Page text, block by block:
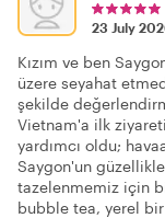
23 July
Kızım ve ben
üzere seyahat
şekilde
Vietnam'a ilk
yardımcı oldu;
Saygon'un
tazelenmemiz için
bubble tea, yerel